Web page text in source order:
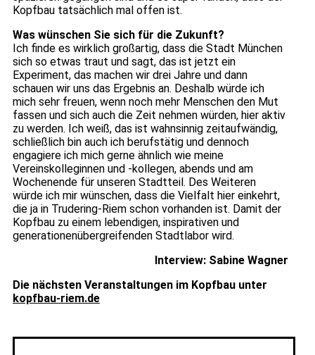
Kopfbau tatsächlich mal offen ist.
Was wünschen Sie sich für die Zukunft?
Ich finde es wirklich großartig, dass die Stadt München
sich so etwas traut und sagt, das ist jetzt ein
Experiment, das machen wir drei Jahre und dann
schauen wir uns das Ergebnis an. Deshalb würde ich
mich sehr freuen, wenn noch mehr Menschen den Mut
fassen und sich auch die Zeit nehmen würden, hier aktiv
zu werden. Ich weiß, das ist wahnsinnig zeitaufwändig,
schließlich bin auch ich berufstätig und dennoch
engagiere ich mich gerne ähnlich wie meine
Vereinskolleginnen und -kollegen, abends und am
Wochenende für unseren Stadtteil. Des Weiteren
würde ich mir wünschen, dass die Vielfalt hier einkehrt,
die ja in Trudering-Riem schon vorhanden ist. Damit der
Kopfbau zu einem lebendigen, inspirativen und
generationenübergreifenden Stadtlabor wird.
Interview: Sabine Wagner
Die nächsten Veranstaltungen im Kopfbau unter
kopfbau-riem.de